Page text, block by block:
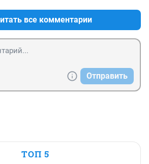
все комментарии
Отправить
ТОП 5